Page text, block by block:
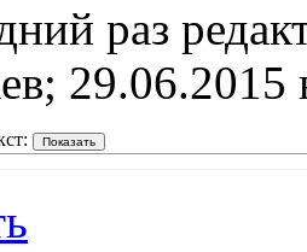
раз
29.06.2015